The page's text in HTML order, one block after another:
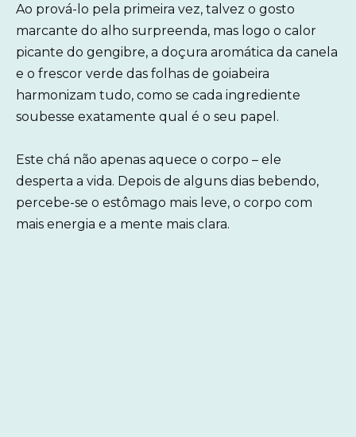
Ao prová-lo pela primeira vez, talvez o gosto
marcante do alho surpreenda, mas logo o calor
picante do gengibre, a doçura aromática da canela
e o frescor verde das folhas de goiabeira
harmonizam tudo, como se cada ingrediente
soubesse exatamente qual é o seu papel.
Este chá não apenas aquece o corpo – ele
desperta a vida. Depois de alguns dias bebendo,
percebe-se o estômago mais leve, o corpo com
mais energia e a mente mais clara.